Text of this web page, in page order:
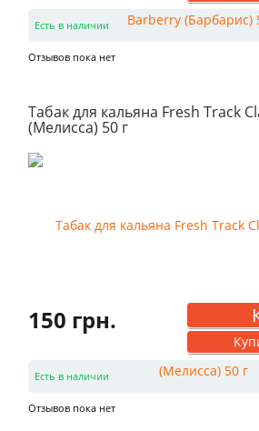
Есть в наличии
Отзывов пока нет
Табак для кальяна Fresh Track
(Мелисса) 50 г
150 грн.
Есть в наличии
Отзывов пока нет